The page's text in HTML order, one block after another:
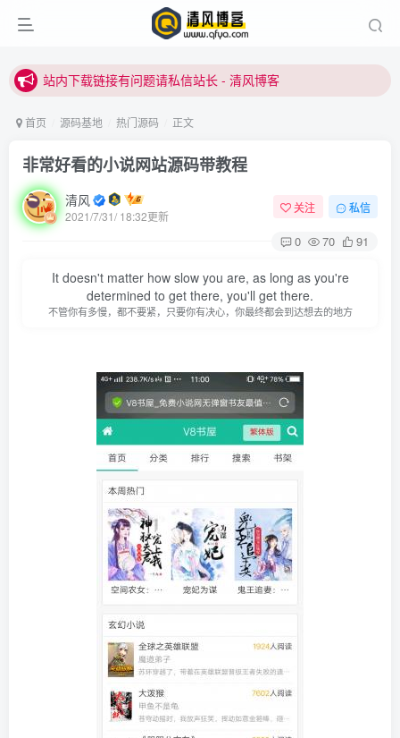
站内下载链接有问题请私信站长 - 清风博客
站内下载链接有问题请私信站长 - 清风博客
首页 源码基地 热门源码 正文
非常好看的小说网站源码带教程
清风
2021/7/31/ 18:32更新
关注 私信
0 70 91
It doesn't matter how slow you are, as long as you're
determined to get there, you'll get there.
不管你有多慢，都不要紧，只要你有决心，你最终都会到达想去的地方
登录
没有账号？立即注册
登录密码
记住登录 找回密码|免密登录
社交账号登录
QQ登录
码云登录
百度登录